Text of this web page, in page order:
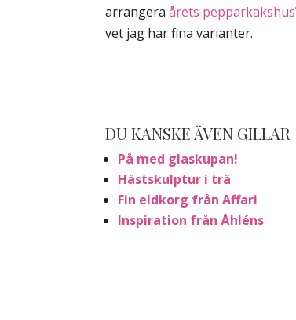
arrangeraårets pepparkakshus
vet jag har fina varianter.
DU KANSKE ÄVEN GILLAR
På med glaskupan!
Hästskulptur i trä
Fin eldkorg från Affari
Inspiration från Åhléns